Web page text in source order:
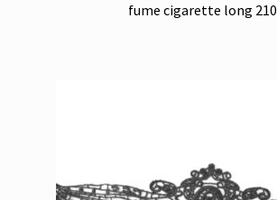
fume cigarette long 210